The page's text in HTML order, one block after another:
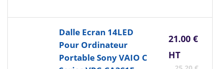
Dalle Ecran 14LED
Pour Ordinateur
Portable Sony VAIO C
21.00 €
HT